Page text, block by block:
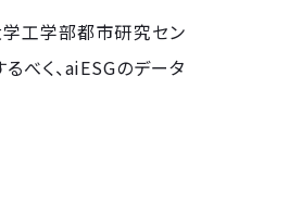
工学部都市研究セン
べく、aiESGのデータ